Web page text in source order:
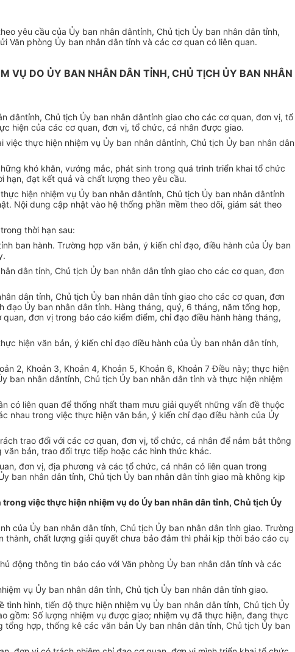
yêu cầu của Ủy ban nhân dântỉnh, Chủ tịch Ủy ban nhân dân tỉnh,
Văn phòng Ủy ban nhân dân tỉnh và các cơ quan có liên quan.
VỤ DO ỦY BAN NHÂN DÂN TỈNH, CHỦ TỊCH ỦY BAN NHÂN
dântỉnh, Chủ tịch Ủy ban nhân dântỉnh giao cho các cơ quan, đơn vị, tổ
hiện của các cơ quan, đơn vị, tổ chức, cá nhân được giao.
việc thực hiện nhiệm vụ Ủy ban nhân dântỉnh, Chủ tịch Ủy ban nhân dân
ững khó khăn, vướng mắc, phát sinh trong quá trình triển khai tổ chức
hạn, đạt kết quả và chất lượng theo yêu cầu.
hiện nhiệm vụ Ủy ban nhân dântỉnh, Chủ tịch Ủy ban nhân dântỉnh
Nội dung cập nhật vào hệ thống phần mềm theo dõi, giám sát theo
thời hạn sau:
ỉnh ban hành. Trường hợp văn bản, ý kiến chỉ đạo, điều hành của Ủy ban
ân dân tỉnh, Chủ tịch Ủy ban nhân dân tỉnh giao cho các cơ quan, đơn
ân dân tỉnh, Chủ tịch Ủy ban nhân dân tỉnh giao cho các cơ quan, đơn
đạo Ủy ban nhân dân tỉnh. Hàng tháng, quý, 6 tháng, năm tổng hợp,
quan, đơn vị trong báo cáo kiểm điểm, chỉ đạo điều hành hàng tháng,
hiện văn bản, ý kiến chỉ đạo điều hành của Ủy ban nhân dân tỉnh,
2, Khoản 3, Khoản 4, Khoản 5, Khoản 6, Khoản 7 Điều này; thực hiện
ban nhân dântỉnh, Chủ tịch Ủy ban nhân dân tỉnh và thực hiện nhiệm
có liên quan để thống nhất tham mưu giải quyết những vấn đề thuộc
nhau trong việc thực hiện văn bản, ý kiến chỉ đạo điều hành của Ủy
ách trao đổi với các cơ quan, đơn vị, tổ chức, cá nhân để nắm bắt thông
văn bản, trao đổi trực tiếp hoặc các hình thức khác.
đơn vị, địa phương và các tổ chức, cá nhân có liên quan trong
ban nhân dân tỉnh, Chủ tịch Ủy ban nhân dân tỉnh giao mà không kịp
việc thực hiện nhiệm vụ do Ủy ban nhân dân tỉnh, Chủ tịch Ủy
của Ủy ban nhân dân tỉnh, Chủ tịch Ủy ban nhân dân tỉnh giao. Trường
thành, chất lượng giải quyết chưa bảo đảm thì phải kịp thời báo cáo cụ
động thông tin báo cáo với Văn phòng Ủy ban nhân dân tỉnh và các
vụ Ủy ban nhân dân tỉnh, Chủ tịch Ủy ban nhân dân tỉnh giao.
ề tình hình, tiến độ thực hiện nhiệm vụ Ủy ban nhân dân tỉnh, Chủ tịch Ủy
gồm: Số lượng nhiệm vụ được giao; nhiệm vụ đã thực hiện, đang thực
tổng hợp, thống kê các văn bản Ủy ban nhân dân tỉnh, Chủ tịch Ủy ban